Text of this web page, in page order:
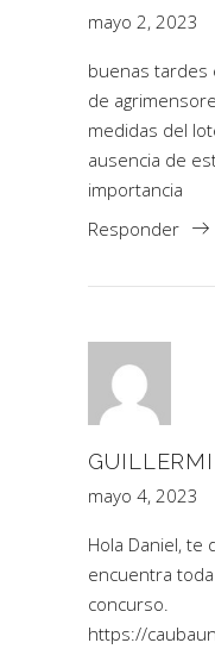
mayo 2, 2023
buenas tardes
de
medidas del
ausencia de
importancia
Responder
mayo 4, 2023
Hola Daniel, te
encuentra
concurso.
https://